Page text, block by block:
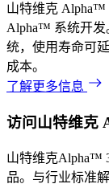
山特维克 Alpha™
Alpha™ 系统开发
统，使用寿命可
成本。
了解更多信息
访问山特维克
山特维克Alpha™
品。与行业标准